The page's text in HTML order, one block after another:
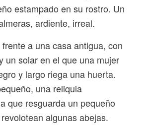
estampado en su rostro. Un
ardiente, irreal.
a una casa antigua, con
un solar en el que una mujer
y largo riega una huerta.
una reliquia
que resguarda un pequeño
algunas abejas.